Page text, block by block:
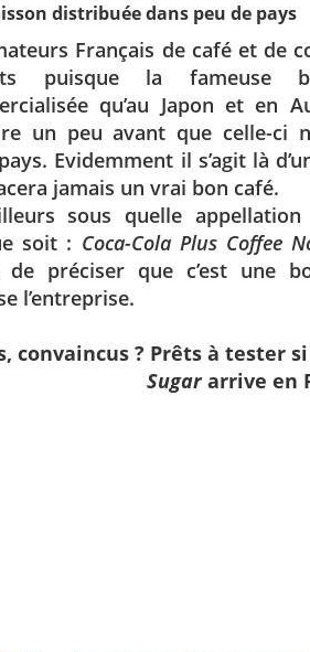
distribuée dans peu de pays
Français de café et de
puisque la fameuse
qu’au Japon et en
un peu avant que celle-ci
Evidemment il s’agit là
jamais un vrai bon café.
sous quelle
soit : Coca-Cola Plus Coffee
de préciser que c’est une
l’entreprise.
convaincus ? Prêts à tester
Sugararrive en